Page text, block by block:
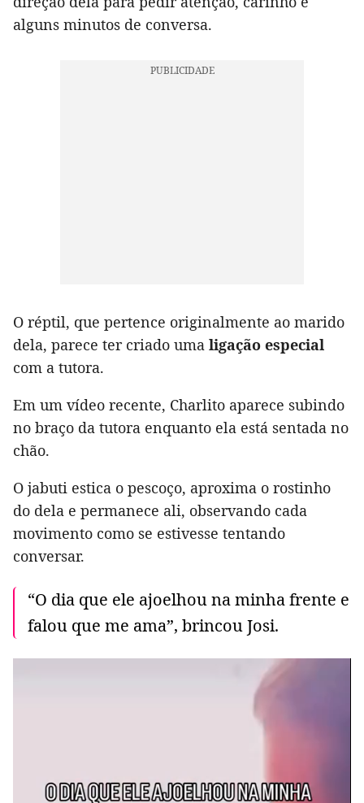
alguns minutos de conversa.
O réptil, que pertence originalmente ao marido
dela, parece ter criado uma ligação especial
com a tutora.
Em um vídeo recente, Charlito aparece subindo
no braço da tutora enquanto ela está sentada no
chão.
O jabuti estica o pescoço, aproxima o rostinho
do dela e permanece ali, observando cada
movimento como se estivesse tentando
conversar.
“O dia que ele ajoelhou na minha frente e
falou que me ama”, brincou Josi.